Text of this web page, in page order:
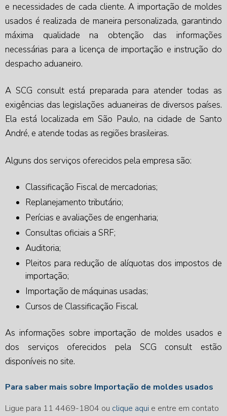
e necessidades de cada cliente. A importação de moldes
usados é realizada de maneira personalizada, garantindo
máxima qualidade na obtenção das informações
necessárias para a licença de importação e instrução do
despacho aduaneiro.
A SCG consult está preparada para atender todas as
exigências das legislações aduaneiras de diversos países.
Ela está localizada em São Paulo, na cidade de Santo
André, e atende todas as regiões brasileiras.
Alguns dos serviços oferecidos pela empresa são:
Classificação Fiscal de mercadorias;
Replanejamento tributário;
Perícias e avaliações de engenharia;
Consultas oficiais a SRF;
Auditoria;
Pleitos para redução de alíquotas dos impostos de
importação;
Importação de máquinas usadas;
Cursos de Classificação Fiscal.
As informações sobreimportação de moldes usados e
dos serviços oferecidos pela SCG consult estão
disponíveis no site.
Para saber mais sobre Importação de moldes usados
Ligue para 11 4469-1804 ou clique aqui e entre em contato